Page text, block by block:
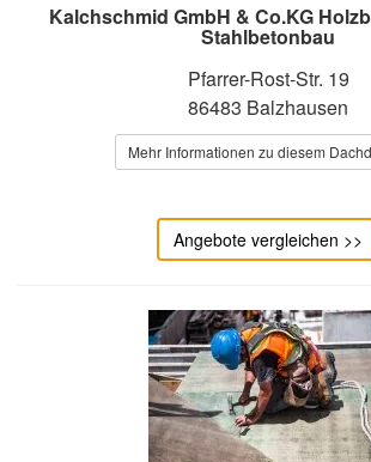
Kalchschmid GmbH & Co.KG
Stahlbetonbau
Pfarrer-Rost-Str. 19
86483 Balzhausen
Mehr Informationen zu diesem
Angebote vergleichen >>